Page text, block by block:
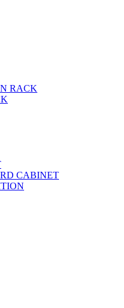
RACK
CABINET